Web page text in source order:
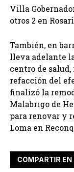
Villa
otros 2 en
También, en
lleva adelante
centro de
refacción del
finalizó la
Malabrigo de
para renovar y
Loma en
COMPARTIR EN